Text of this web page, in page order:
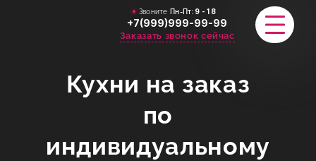
Звоните Пн-Пт: 9 - 18
+7(999)999-99-99
Заказать звонок сейчас
ПОРТФОЛИО
Кухни на заказ
по
индивидуальному